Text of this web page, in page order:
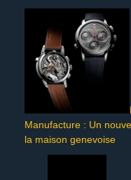
Manufacture : Un
la maison genevoise